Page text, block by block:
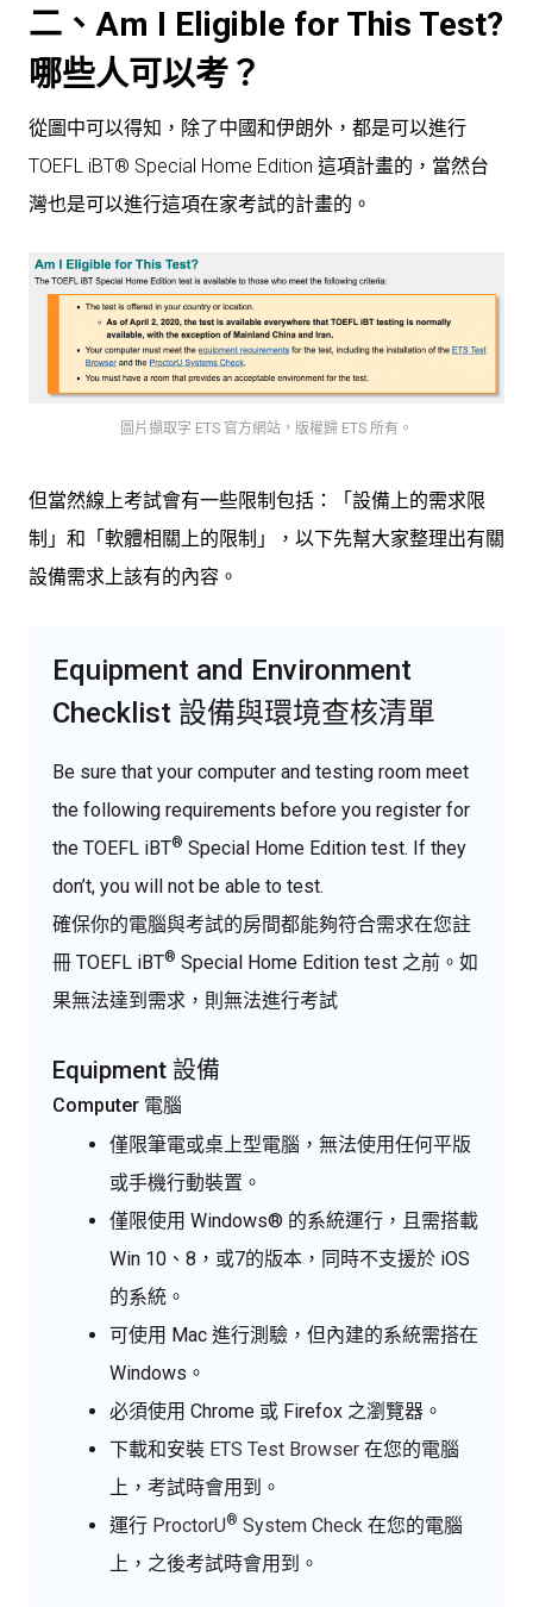
二、Am I Eligible for This Test?
哪些人可以考？
從圖中可以得知，除了中國和伊朗外，都是可以進行
TOEFL iBT® Special Home Edition 這項計畫的，當然台
灣也是可以進行這項在家考試的計畫的。
圖片擷取字 ETS 官方網站，版權歸 ETS 所有。
但當然線上考試會有一些限制包括：「設備上的需求限
制」和「軟體相關上的限制」，以下先幫大家整理出有關
設備需求上該有的內容。
Equipment and Environment
Checklist 設備與環境查核清單
Be sure that your computer and testing room meet
the following requirements before you register for
the TOEFL iBT® Special Home Edition test. If they
don’t, you will not be able to test.
確保你的電腦與考試的房間都能夠符合需求在您註
冊 TOEFL iBT® Special Home Edition test 之前。如
果無法達到需求，則無法進行考試
Equipment 設備
Computer 電腦
僅限筆電或桌上型電腦，無法使用任何平版
或手機行動裝置。
僅限使用 Windows® 的系統運行，且需搭載
Win 10、8，或7的版本，同時不支援於 iOS
的系統。
可使用 Mac 進行測驗，但內建的系統需搭在
Windows。
必須使用 Chrome 或 Firefox 之瀏覽器。
下載和安裝 ETS Test Browser 在您的電腦
上，考試時會用到。
運行 ProctorU® System Check 在您的電腦
上，之後考試時會用到。